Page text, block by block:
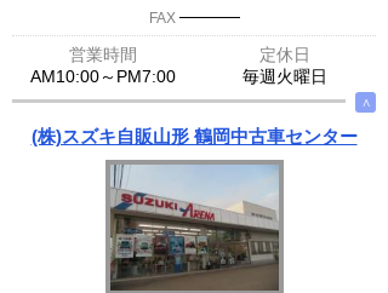
FAX ─────
営業時間
定休日
AM10:00～PM7:00
毎週火曜日
∧
(株)スズキ自販山形 鶴岡中古車センター